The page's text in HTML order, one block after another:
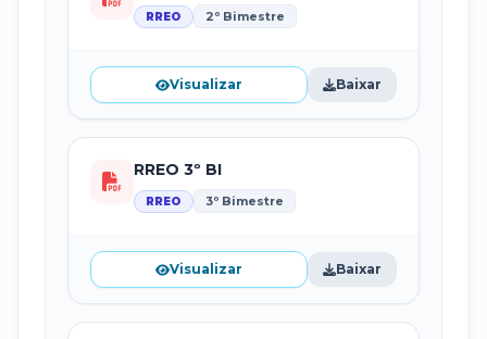
RREO 2º Bimestre
Visualizar Baixar
RREO 3º BI
RREO 3º Bimestre
Visualizar Baixar